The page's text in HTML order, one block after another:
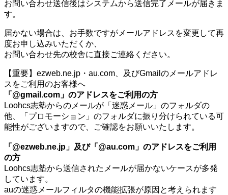
お問い合わせ送信後はシステムから送信完了メールが届きま
す。
届かない場合は、お手数ですがメールアドレスを変更して再
度お申し込みいただくか、
お問い合わせ先の校舎に直接ご連絡ください。
【重要】ezweb.ne.jp・au.com、及びGmailのメールアドレ
スをご利用のお客様へ
「@gmail.com」のアドレスをご利用の方
Loohcs志塾からのメールが「迷惑メール」のフォルダの
他、「プロモーション」のフォルダに振り分けられている可
能性がございますので、ご確認をお願いいたします。
「@ezweb.ne.jp」及び「@au.com」のアドレスをご利用
の方
Loohcs志塾から送信されたメールが届かないケースが多発
しています。
auの迷惑メールフィルタの機能拡張が原因と考えられます